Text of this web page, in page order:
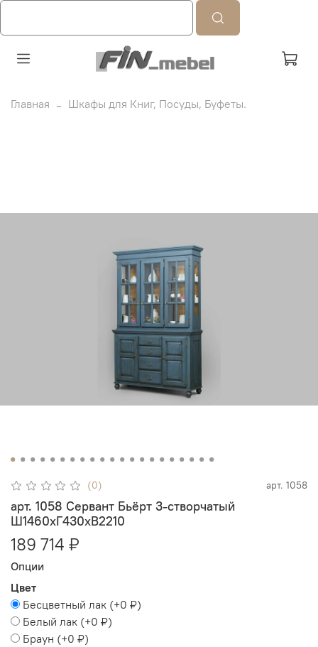
Главная Шкафы для Книг, Посуды, Буфеты.
(0) арт. 1058
арт. 1058 Сервант Бьёрт 3-створчатый
Ш1460хГ430хВ2210
189 714 ₽
Опции
Цвет
Бесцветный лак (+0 ₽)
Белый лак (+0 ₽)
Браун (+0 ₽)